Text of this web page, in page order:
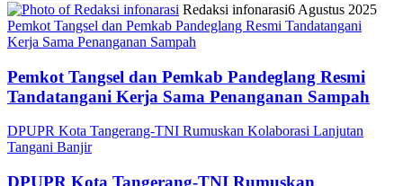
Redaksi infonarasi6 Agustus 2025
Pemkot Tangsel dan Pemkab Pandeglang Resmi Tandatangani
Kerja Sama Penanganan Sampah
Pemkot Tangsel dan Pemkab Pandeglang Resmi
Tandatangani Kerja Sama Penanganan Sampah
DPUPR Kota Tangerang-TNI Rumuskan Kolaborasi Lanjutan
Tangani Banjir
DPUPR Kota Tangerang-TNI Rumuskan